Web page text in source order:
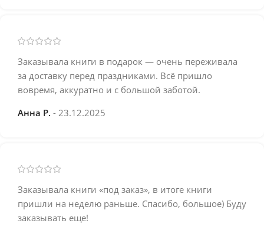
Заказывала книги в подарок — очень переживала
за доставку перед праздниками. Всё пришло
вовремя, аккуратно и с большой заботой.
Анна Р.
23.12.2025
Заказывала книги «под заказ», в итоге книги
пришли на неделю раньше. Спасибо, большое) Буду
заказывать еще!